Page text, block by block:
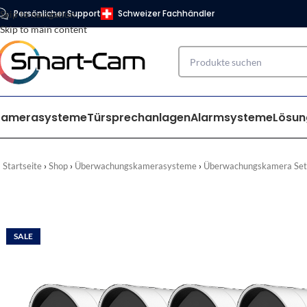
Skip to navigation
Skip to main content
Persönlicher Support Schweizer Fachhändler
TürsprechanlagenAlarmsysteme
Startseite Shop Überwachungskamerasysteme Überwachungskamera
SALE